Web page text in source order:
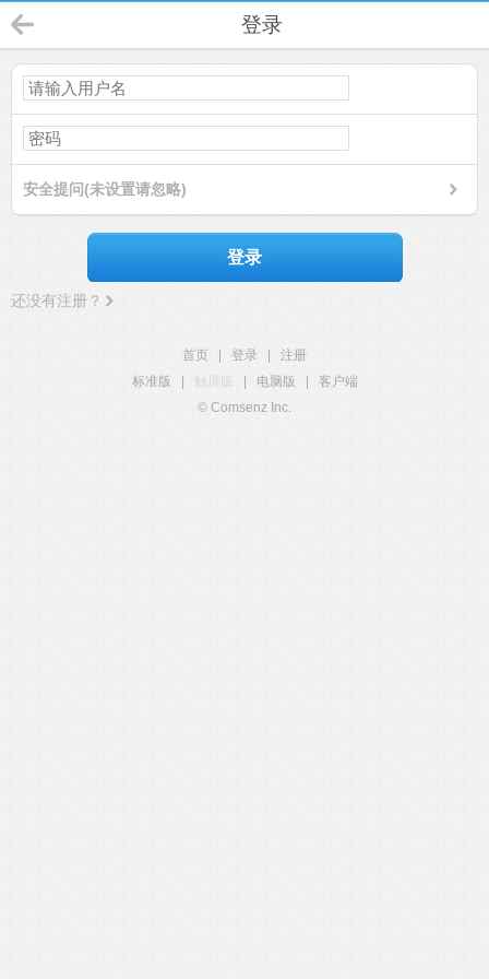
登录
安全提问(未设置请忽略)
登录
还没有注册？
首页 登录
注册
标准版
触屏版 电脑版
客户端
© Comsenz Inc.